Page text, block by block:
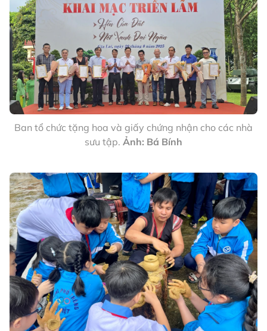
Ban tổ chức tặng hoa và giấy chứng nhận cho các nhà
sưu tập. Ảnh: Bá Bính